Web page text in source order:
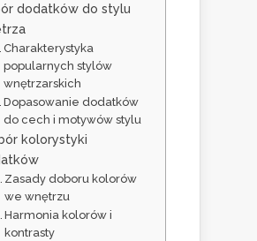
dodatków do stylu
Charakterystyka
popularnych stylów
wnętrzarskich
Dopasowanie dodatków
do cech i motywów stylu
kolorystyki
Zasady doboru kolorów
we wnętrzu
Harmonia kolorów i
kontrasty